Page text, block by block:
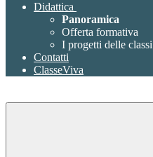
Didattica
Panoramica
Offerta formativa
I progetti delle classi
Contatti
ClasseViva